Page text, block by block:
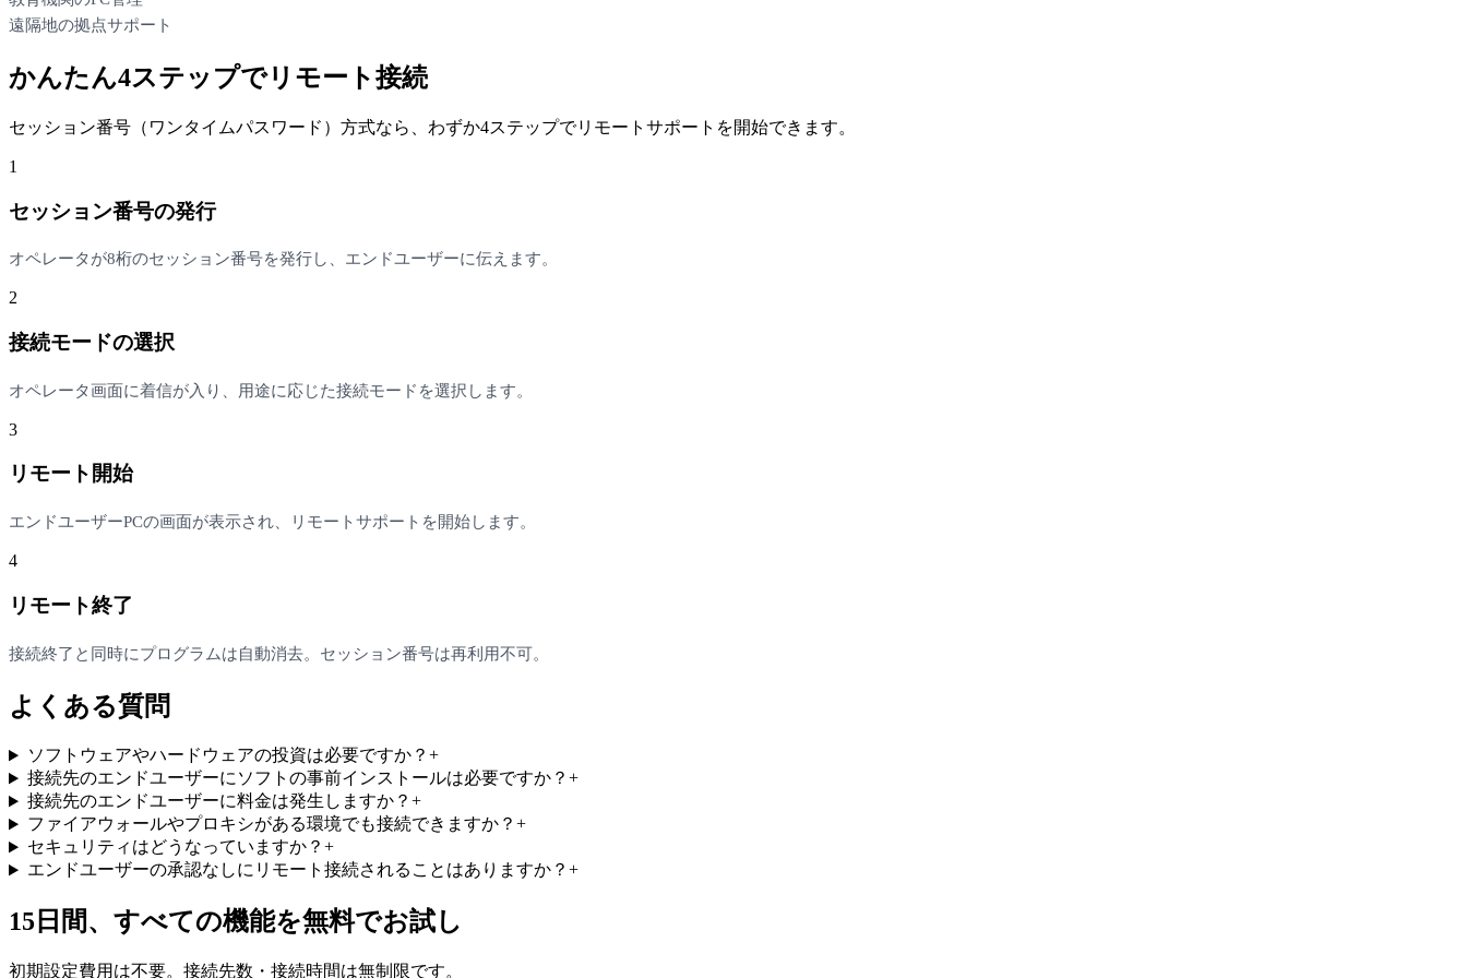
遠隔地の拠点サポート
かんたん4ステップでリモート接続
セッション番号（ワンタイムパスワード）方式なら、わずか4ステップでリモートサポートを開始できます。
1
セッション番号の発行
オペレータが8桁のセッション番号を発行し、エンドユーザーに伝えます。
2
接続モードの選択
オペレータ画面に着信が入り、用途に応じた接続モードを選択します。
3
リモート開始
エンドユーザーPCの画面が表示され、リモートサポートを開始します。
4
リモート終了
接続終了と同時にプログラムは自動消去。セッション番号は再利用不可。
よくある質問
ソフトウェアやハードウェアの投資は必要ですか？ +
接続先のエンドユーザーにソフトの事前インストールは必要ですか？ +
接続先のエンドユーザーに料金は発生しますか？ +
ファイアウォールやプロキシがある環境でも接続できますか？ +
セキュリティはどうなっていますか？ +
エンドユーザーの承認なしにリモート接続されることはありますか？ +
15日間、すべての機能を無料でお試し
初期設定費用は不要。接続先数・接続時間は無制限です。